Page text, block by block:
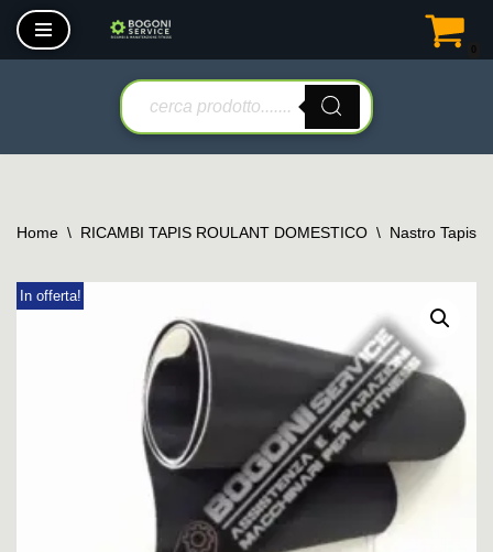
Vai
Home \ RICAMBI TAPIS ROULANT DOMESTICO \ Nastro Tapis
In offerta!